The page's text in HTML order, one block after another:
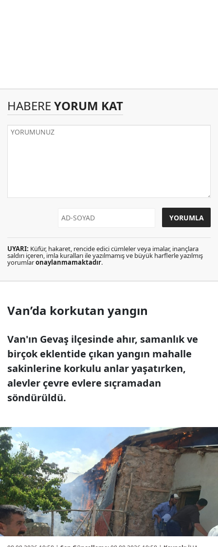
HABERE YORUM KAT
UYARI: Küfür, hakaret, rencide edici cümleler veya imalar, inançlara
saldırı içeren, imla kuralları ile yazılmamış ve büyük harflerle yazılmış
yorumlaronaylanmamaktadır.
Van’da korkutan yangın
Van'ın Gevaş ilçesinde ahır, samanlık ve
birçok eklentide çıkan yangın mahalle
sakinlerine korkulu anlar yaşatırken,
alevler çevre evlere sıçramadan
söndürüldü.